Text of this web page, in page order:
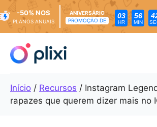
para
conteúdo
-50% NOS
PLANOS ANUAIS
ANIVERSÁRIO
PROMOÇÃO DE
03
HR
56
MIN
Início / Recursos / Instagram
rapazes que querem dizer mais no